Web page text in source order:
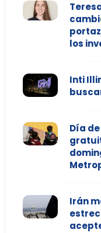
los
Inti
Día
Irán